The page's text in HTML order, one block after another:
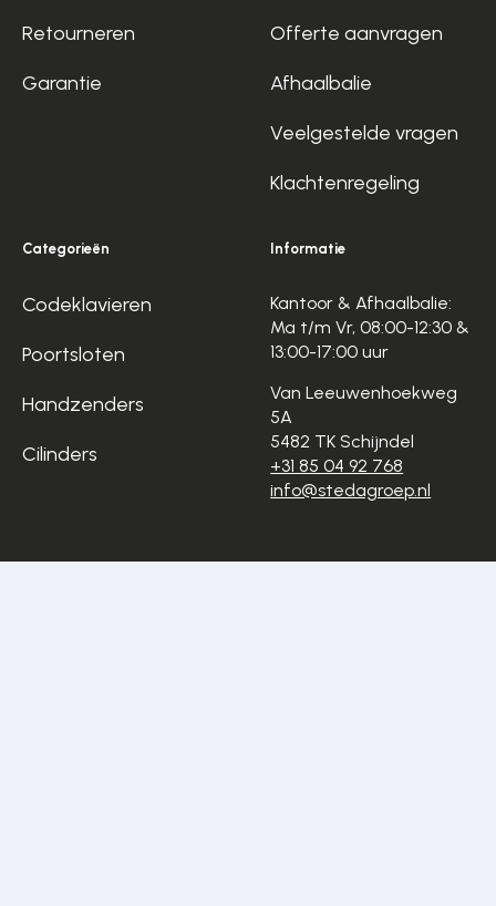
Retourneren
Garantie
Offerte aanvragen
Afhaalbalie
Veelgestelde vragen
Klachtenregeling
Categorieën
Codeklavieren
Poortsloten
Handzenders
Cilinders
Informatie
Kantoor & Afhaalbalie:
Ma t/m Vr, 08:00-12:30 &
13:00-17:00 uur
Van Leeuwenhoekweg
5A
5482 TK Schijndel
+31 85 04 92 768
info@stedagroep.nl